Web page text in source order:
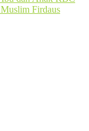
Firdaus